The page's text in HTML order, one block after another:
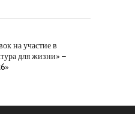
на участие в
для жизни» –